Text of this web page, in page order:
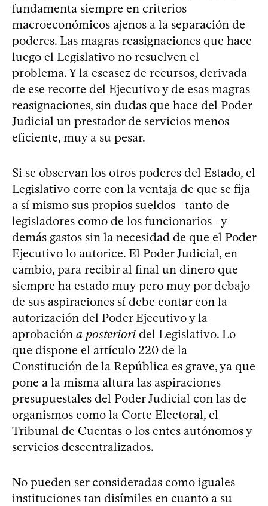
fundamenta siempre en criterios
macroeconómicos ajenos a la separación de
poderes. Las magras reasignaciones que hace
luego el Legislativo no resuelven el
problema. Y la escasez de recursos, derivada
de ese recorte del Ejecutivo y de esas magras
reasignaciones, sin dudas que hace del Poder
Judicial un prestador de servicios menos
eficiente, muy a su pesar.
Si se observan los otros poderes del Estado, el
Legislativo corre con la ventaja de que se fija
a sí mismo sus propios sueldos –tanto de
legisladores como de los funcionarios– y
demás gastos sin la necesidad de que el Poder
Ejecutivo lo autorice. El Poder Judicial, en
cambio, para recibir al final un dinero que
siempre ha estado muy pero muy por debajo
de sus aspiraciones sí debe contar con la
autorización del Poder Ejecutivo y la
aprobación a posteriori del Legislativo. Lo
que dispone el artículo 220 de la
Constitución de la República es grave, ya que
pone a la misma altura las aspiraciones
presupuestales del Poder Judicial con las de
organismos como la Corte Electoral, el
Tribunal de Cuentas o los entes autónomos y
servicios descentralizados.
No pueden ser consideradas como iguales
instituciones tan disímiles en cuanto a su